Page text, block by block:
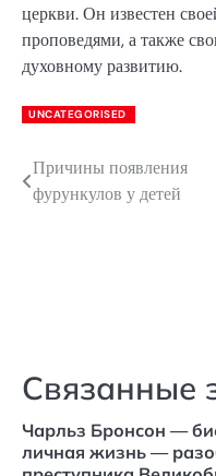
церкви. Он известен
проповедями, а также
духовному развитию.
UNCATEGORISED
Навигация
по
Причины появления
фурункулов у детей
Связанные
Чарльз Бронсон —
личная жизнь —